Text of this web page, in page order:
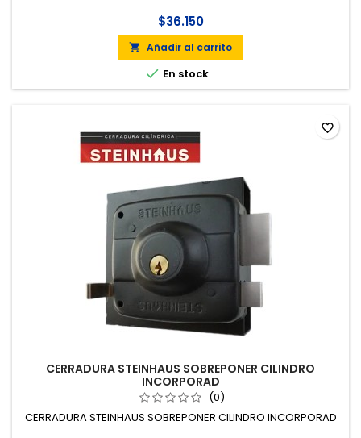
$36.150
 Añadir al carrito
 En stock
CERRADURA STEINHAUS SOBREPONER CILINDRO
INCORPORAD
(0)
CERRADURA STEINHAUS SOBREPONER CILINDRO INCORPORAD
favorite_border